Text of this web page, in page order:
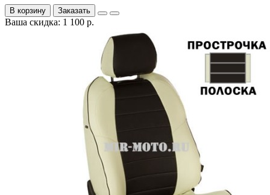
В корзину Заказать
Ваша скидка: 1 100 р.